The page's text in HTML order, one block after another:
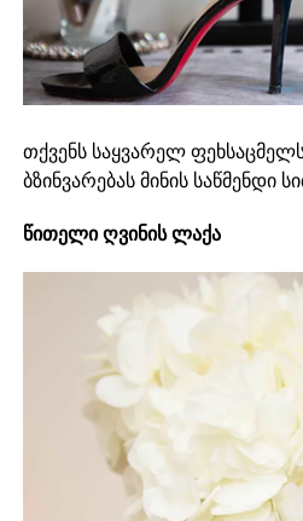
თქვენს საყვარელ
ბზინვარებას მინის საწმენდი
წითელი ღვინის ლაქა